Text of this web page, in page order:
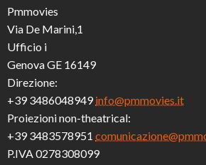
Pmmovies
Via De Marini,1
Ufficio i
Genova GE 16149
Direzione:
+39 3486048949info@pmmovies.it
Proiezioni non-theatrical:
+39 3483578951
P.IVA 0278308099